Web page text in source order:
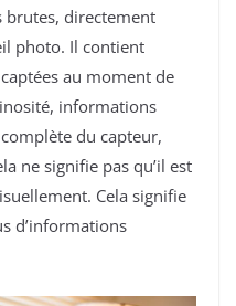
brutes, directement
photo. Il contient
au moment de
informations
du capteur,
ne signifie pas qu’il est
Cela signifie
d’informations